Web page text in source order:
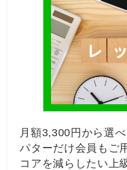
月額3,300円から選べ
パターだけ会員もご
コアを減らしたい上